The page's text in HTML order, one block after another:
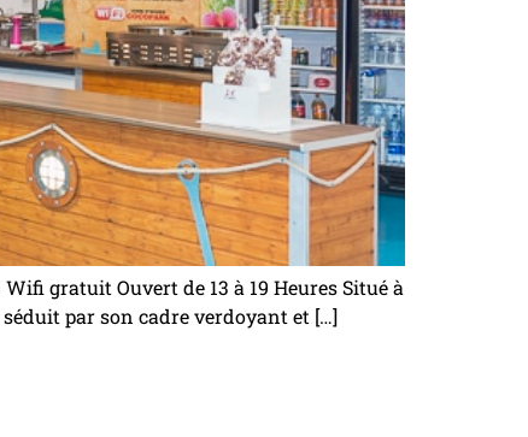
gratuit Ouvert de 13 à 19 Heures Situé à
séduit par son cadre verdoyant et […]